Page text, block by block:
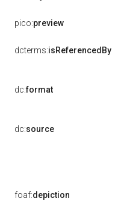
pico:preview
dcterms:isReferencedBy
dc:format
dc:source
foaf:depiction